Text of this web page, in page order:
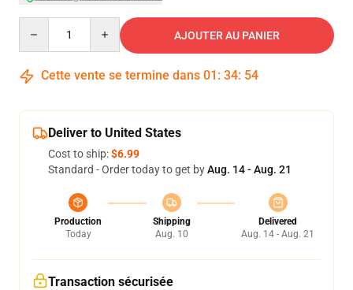
AJOUTER AU PANIER
Cette vente se termine dans 01 : 34: 54
Deliver to United States
Cost to ship:$6.99
Standard - Order today to get byAug. 14 - Aug. 21
Production
Today
Shipping
Aug. 10
Delivered
Aug. 14 - Aug. 21
Transaction sécurisée